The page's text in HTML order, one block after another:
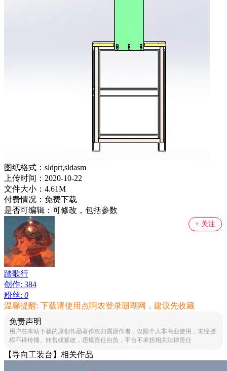
图纸格式： sldprt,sldasm
上传时间： 2020-10-22
文件大小： 4.61M
付费情况： 免费下载
是否可编辑： 可修改，包括参数
踏歌行
创作: 384
粉丝: 0
+ 关注
温馨提醒: 下载请使用点啊农登录珊瑚网，建议先收藏
免责声明
用户在本站下载的原创作品著作权归属原作者，仅限个人非商业使用，未经授
权不得传播、转售或篡改，违规责任自负，平台不承担相关法律责任
【导向工装台】相关作品